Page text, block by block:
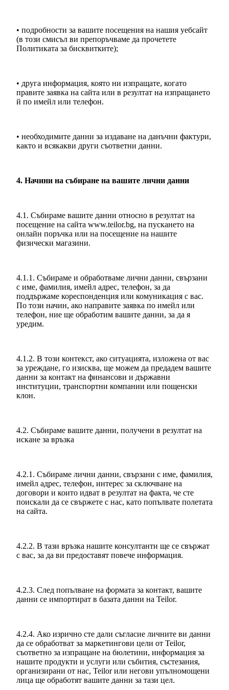
• подробности за вашите посещения на нашия уебсайт
(в този смисъл ви препоръчваме да прочетете
Политиката за бисквитките);
• друга информация, която ни изпращате, когато
правите заявка на сайта или в резултат на изпращането
й по имейл или телефон.
• необходимите данни за издаване на данъчни фактури,
както и всякакви други съответни данни.
4. Начини на събиране на вашите лични данни
4.1. Събираме вашите данни относно в резултат на
посещение на сайта www.teilor.bg, на пускането на
онлайн поръчка или на посещение на нашите
физически магазини.
4.1.1. Събираме и обработваме лични данни, свързани
с име, фамилия, имейл адрес, телефон, за да
поддържаме кореспонденция или комуникация с вас.
По този начин, ако направите заявка по имейл или
телефон, ние ще обработим вашите данни, за да я
уредим.
4.1.2. В този контекст, ако ситуацията, изложена от вас
за уреждане, го изисква, ще можем да предадем вашите
данни за контакт на финансови и държавни
институции, транспортни компании или пощенски
клон.
4.2. Събираме вашите данни, получени в резултат на
искане за връзка
4.2.1. Събираме лични данни, свързани с име, фамилия,
имейл адрес, телефон, интерес за сключване на
договори и които идват в резултат на факта, че сте
поискали да се свържете с нас, като попълвате полетата
на сайта.
4.2.2. В тази връзка нашите консултанти ще се свържат
с вас, за да ви предоставят повече информация.
4.2.3. След попълване на формата за контакт, вашите
данни се импортират в базата данни на Teilor.
4.2.4. Ако изрично сте дали съгласие личните ви данни
да се обработват за маркетингови цели от Teilor,
съответно за изпращане на бюлетини, информация за
нашите продукти и услуги или събития, състезания,
организирани от нас, Teilor или негови упълномощени
лица ще обработят вашите данни за тази цел.